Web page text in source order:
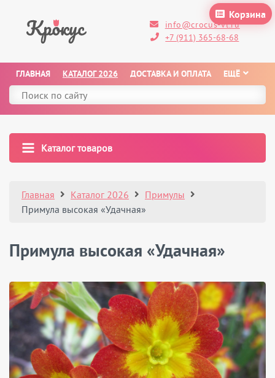
Корзина
info@crocus-vl.ru
+7 (911) 365-68-68
ГЛАВНАЯ КАТАЛОГ 2026 ДОСТАВКА И ОПЛАТА ЕЩЁ
Каталог товаров
Главная Каталог 2026
Примулы
Примула высокая «Удачная»
Примула высокая «Удачная»